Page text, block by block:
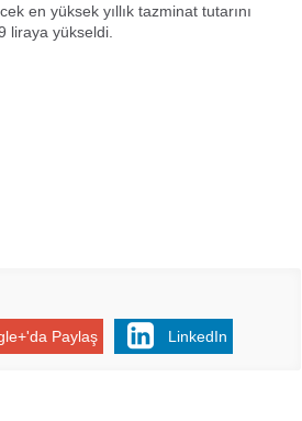
en yüksek yıllık tazminat tutarını
liraya yükseldi.
Paylaş LinkedIn